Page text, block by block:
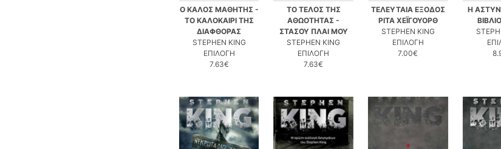
Ο ΚΑΛΟΣ ΜΑΘΗΤΗΣ -
ΤΟ ΚΑΛΟΚΑΙΡΙ ΤΗΣ
ΔΙΑΦΘΟΡΑΣ
STEPHEN KING
ΕΠΙΛΟΓΗ
7.63€
ΤΟ ΤΕΛΟΣ ΤΗΣ
ΑΘΩΟΤΗΤΑΣ -
ΣΤΑΣΟΥ ΠΛΑΙ ΜΟΥ
STEPHEN KING
ΕΠΙΛΟΓΗ
7.63€
ΤΕΛΕΥΤΑΙΑ ΕΞΟΔΟΣ
ΡΙΤΑ ΧΕΪΓΟΥΟΡΘ
STEPHEN KING
ΕΠΙΛΟΓΗ
7.00€
Η